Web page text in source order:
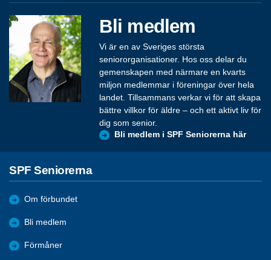
Bli medlem
Vi är en av Sveriges största
seniororganisationer. Hos oss delar du
gemenskapen med närmare en kvarts
miljon medlemmar i föreningar över hela
landet. Tillsammans verkar vi för att skapa
bättre villkor för äldre – och ett aktivt liv för
dig som senior.
Bli medlem i SPF Seniorerna här
SPF Seniorerna
Om förbundet
Bli medlem
Förmåner